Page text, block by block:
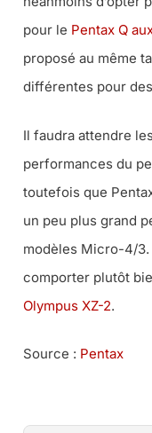
pour le Pentax Q
proposé au même
différentes pour
Il faudra attendre
performances du
toutefois que
un peu plus grand
modèles Micro-4/3.
comporter plutôt
Olympus XZ-2.
Source : Pentax